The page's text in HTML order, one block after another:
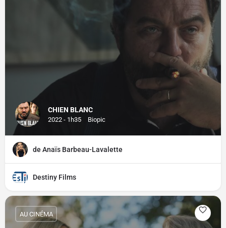
CHIEN BLANC
2022 - 1h35 Biopic
de Anaïs Barbeau-Lavalette
Destiny Films
AU CINÉMA